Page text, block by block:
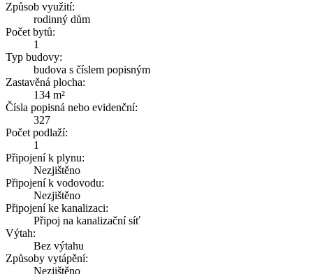
Způsob využití:
rodinný dům
Počet bytů:
1
Typ budovy:
budova s číslem popisným
Zastavěná plocha:
134 m²
Čísla popisná nebo evidenční:
327
Počet podlaží:
1
Připojení k plynu:
Nezjištěno
Připojení k vodovodu:
Nezjištěno
Připojení ke kanalizaci:
Připoj na kanalizační síť
Výtah:
Bez výtahu
Způsoby vytápění:
Nezjištěno